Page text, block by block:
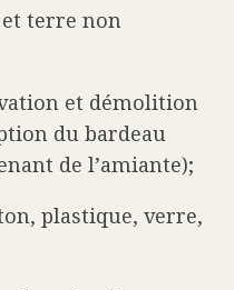
et terre non
et démolition
du bardeau
de l’amiante);
plastique, verre,